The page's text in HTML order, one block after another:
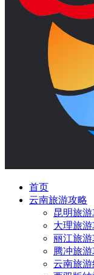
首页
云南旅游攻略
昆明旅游
大理旅游
丽江旅游
腾冲旅游
云南旅游